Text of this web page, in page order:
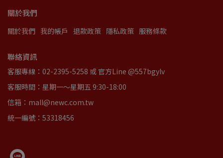
關於我們
關於我們 我的帳戶 退款政策 隱私政策 服務條款
聯絡資訊
客服專線：02-2395-5258 或 官方Line @557bgylv
客服時間：星期一～星期五 9:30-18:00
信箱：mall@newc.com.tw
統一編號：53318456